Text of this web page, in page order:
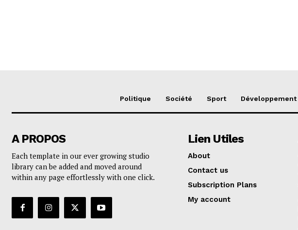
Politique Société Sport Développement
A PROPOS
Each template in our ever growing studio
library can be added and moved around
within any page effortlessly with one click.
Lien Utiles
About
Contact us
Subscription Plans
My account